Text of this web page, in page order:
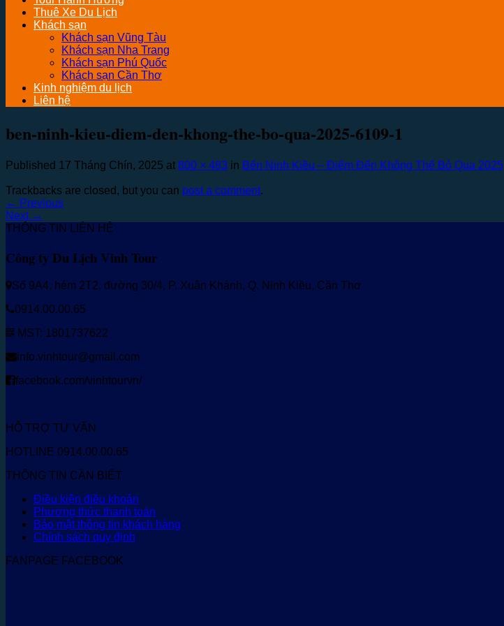
Thuê Xe Du Lịch
Khách sạn
Khách sạn Vũng Tàu
Khách sạn Nha Trang
Khách sạn Phú Quốc
Khách sạn Cần Thơ
Kinh nghiệm du lịch
Liên hệ
ben-ninh-kieu-diem-den-khong-the-bo-qua-2025-6109-1
Published 17 Tháng Chín, 2025 at 800 × 483 in Bến Ninh Kiều – Điểm Đến Không Thể Bỏ Qua 2025
Trackbacks are closed, but you can post a comment.
← Previous
Next →
THÔNG TIN LIÊN HỆ
Công ty Du Lịch Vinh Tour
Số 9A4, hẻm 2T2, đường 30/4, P. Xuân Khánh, Q. Ninh Kiều, Cần Thơ
0914.00.00.65
MST: 1801737622
info.vinhtour@gmail.com
facebook.com/vinhtourvn/
HỖ TRỢ TƯ VẤN
HOTLINE 0914.00.00.65
THÔNG TIN CẦN BIẾT
Điều kiện điều khoản
Phương thức thanh toán
Bảo mật thông tin khách hàng
Chính sách quy định
FANPAGE FACEBOOK